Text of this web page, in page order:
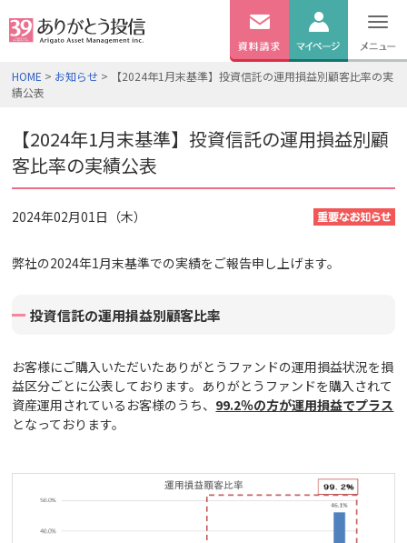
無料資料 ログイン
HOME > お知らせ > 【2024年1月末基準】投資信託の運用損益別顧客比率の実
績公表
【2024年1月末基準】投資信託の運用損益別顧
客比率の実績公表
2024年02月01日（木）
弊社の2024年1月末基準での実績をご報告申し上げます。
投資信託の運用損益別顧客比率
お客様にご購入いただいたありがとうファンドの運用損益状況を損
益区分ごとに公表しております。ありがとうファンドを購入されて
資産運用されているお客様のうち、 99.2％の方が運用損益でプラス
となっております。